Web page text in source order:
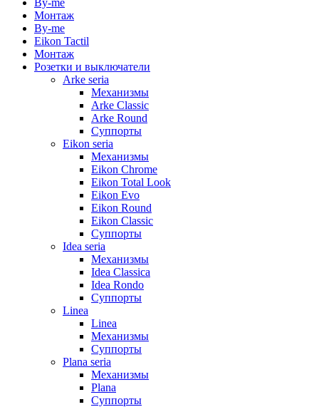
By-me
Монтаж
By-me
Eikon Tactil
Монтаж
Розетки и выключатели
Arke seria
Механизмы
Arke Classic
Arke Round
Суппорты
Eikon seria
Механизмы
Eikon Chrome
Eikon Total Look
Eikon Evo
Eikon Round
Eikon Classic
Суппорты
Idea seria
Механизмы
Idea Classica
Idea Rondo
Суппорты
Linea
Linea
Механизмы
Суппорты
Plana seria
Механизмы
Plana
Суппорты